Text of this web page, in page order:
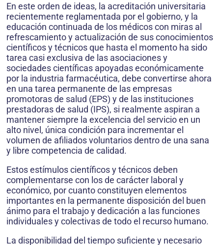
En este orden de ideas, la acreditación universitaria
recientemente reglamentada por el gobierno, y la
educación continuada de los médicos con miras al
refrescamiento y actualización de sus conocimientos
científicos y técnicos que hasta el momento ha sido
tarea casi exclusiva de las asociaciones y
sociedades científicas apoyadas económicamente
por la industria farmacéutica, debe convertirse ahora
en una tarea permanente de las empresas
promotoras de salud (EPS) y de las instituciones
prestadoras de salud (IPS), si realmente aspiran a
mantener siempre la excelencia del servicio en un
alto nivel, única condición para incrementar el
volumen de afiliados voluntarios dentro de una sana
y libre competencia de calidad.
Estos estímulos científicos y técnicos deben
complementarse con los de carácter laboral y
económico, por cuanto constituyen elementos
importantes en la permanente disposición del buen
ánimo para el trabajo y dedicación a las funciones
individuales y colectivas de todo el recurso humano.
La disponibilidad del tiempo suficiente y necesario